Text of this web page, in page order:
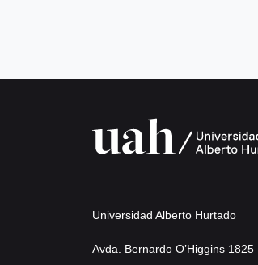
Universidad Alberto Hurtado
Avda. Bernardo O’Higgins 1825